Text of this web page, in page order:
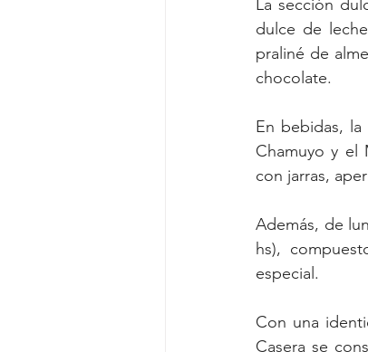
La sección
dulce de
praliné de
chocolate.
En bebidas,
Chamuyo y el
con jarras,
Además, de
hs),
especial.
Con una
Casera se